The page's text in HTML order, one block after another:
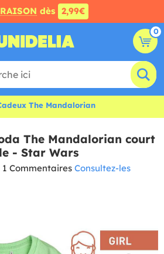
dès 2,99€
0
The Mandalorian
The Mandalorian court
- Star Wars
1 Commentaires Consultez-les